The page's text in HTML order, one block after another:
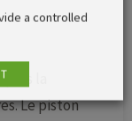
la
Le piston
a controlled